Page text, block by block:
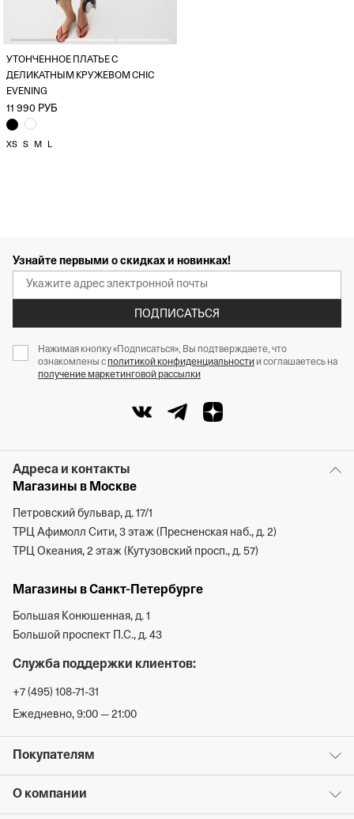
УТОНЧЕННОЕ ПЛАТЬЕ С
ДЕЛИКАТНЫМ КРУЖЕВОМ CHIC
EVENING
11 990 РУБ
XS S M L
Узнайте первыми о скидках и новинках!
ПОДПИСАТЬСЯ
Нажимая кнопку «Подписаться», Вы подтверждаете, что
ознакомлены с политикой конфиденциальности и соглашаетесь на
получение маркетинговой рассылки
Адреса и контакты
Магазины в Москве
Петровский бульвар, д. 17/1
ТРЦ Афимолл Сити, 3 этаж (Пресненская наб., д. 2)
ТРЦ Океания, 2 этаж (Кутузовский просп., д. 57)
Магазины в Санкт-Петербурге
Большая Конюшенная, д. 1
Большой проспект П.С., д. 43
Служба поддержки клиентов:
+7 (495) 108-71-31
Ежедневно, 9:00 — 21:00
Покупателям
О компании